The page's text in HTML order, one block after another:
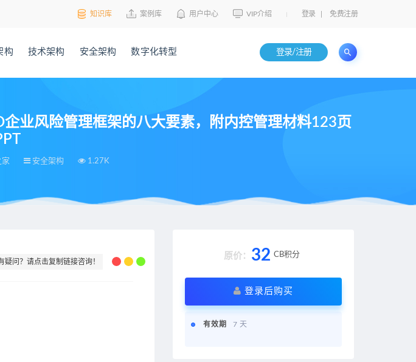
知识库 案例库 用户中心 VIP介绍 登录 免费注册
构 技术架构 安全架构 数字化转型 登录/注册
业风险管理框架的八大要素，附内控管理材料123页
家 安全架构 1.27K
疑问？请点击复制链接咨询！
原价： 32 CB积分
登录后购买
有效期 7 天